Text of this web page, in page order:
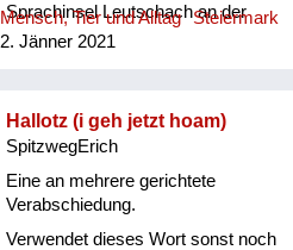
Sprachinsel Leutschach an der
Weinstraße bei Karl Oswald
Mensch, Tier und Alltag
Steiermark
2. Jänner 2021
Hallotz (i geh jetzt hoam)
SpitzwegErich
Eine an mehrere gerichtete
Verabschiedung.
Verwendet dieses Wort sonst noch